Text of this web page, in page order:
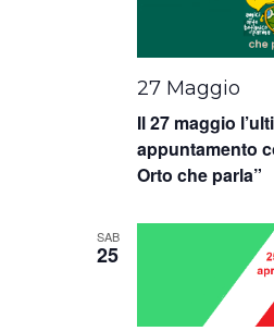
Il 27 maggio
appuntamento
Orto che parla”
27 Maggio
SAB
25